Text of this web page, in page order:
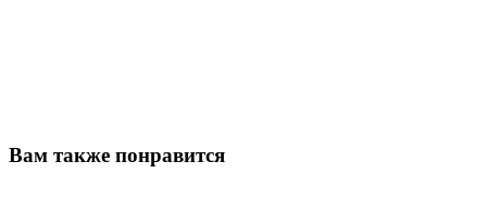
Вам также понравится